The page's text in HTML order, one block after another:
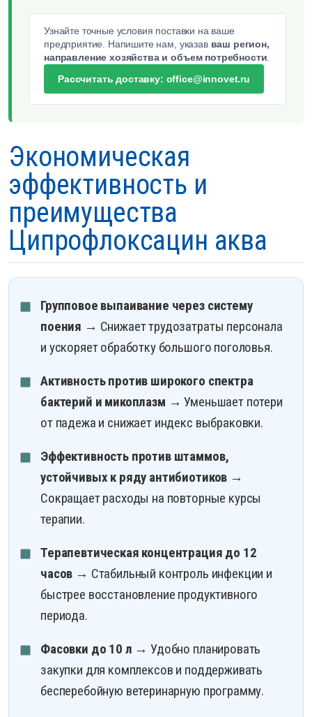
Узнайте точные условия поставки на ваше
предприятие. Напишите нам, указав ваш регион,
направление хозяйства и объем потребности.
Рассчитать доставку: office@innovet.ru
Экономическая
эффективность и
преимущества
Ципрофлоксацин аква
Групповое выпаивание через систему
поения → Снижает трудозатраты персонала
и ускоряет обработку большого поголовья.
Активность против широкого спектра
бактерий и микоплазм → Уменьшает потери
от падежа и снижает индекс выбраковки.
Эффективность против штаммов,
устойчивых к ряду антибиотиков →
Сокращает расходы на повторные курсы
терапии.
Терапевтическая концентрация до 12
часов → Стабильный контроль инфекции и
быстрее восстановление продуктивного
периода.
Фасовки до 10 л → Удобно планировать
закупки для комплексов и поддерживать
бесперебойную ветеринарную программу.